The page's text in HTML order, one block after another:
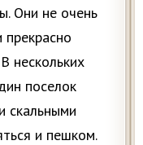
Они не очень
нескольких
поселок
скальными
и пешком.